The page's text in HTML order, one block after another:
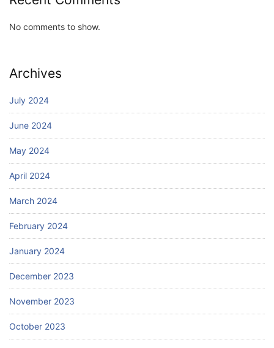
No comments to show.
Archives
July 2024
June 2024
May 2024
April 2024
March 2024
February 2024
January 2024
December 2023
November 2023
October 2023